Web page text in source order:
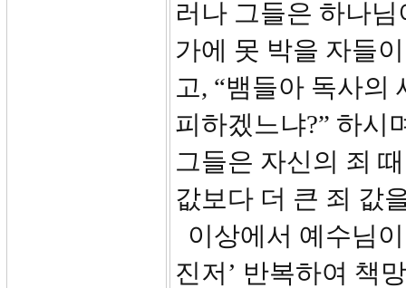
러나 그들은 하나
가에 못 박을 자들
고, “뱀들아 독사의
피하겠느냐?” 하시
그들은 자신의 죄
값보다 더 큰 죄 값
이상에서 예수님
진저’ 반복하여 책